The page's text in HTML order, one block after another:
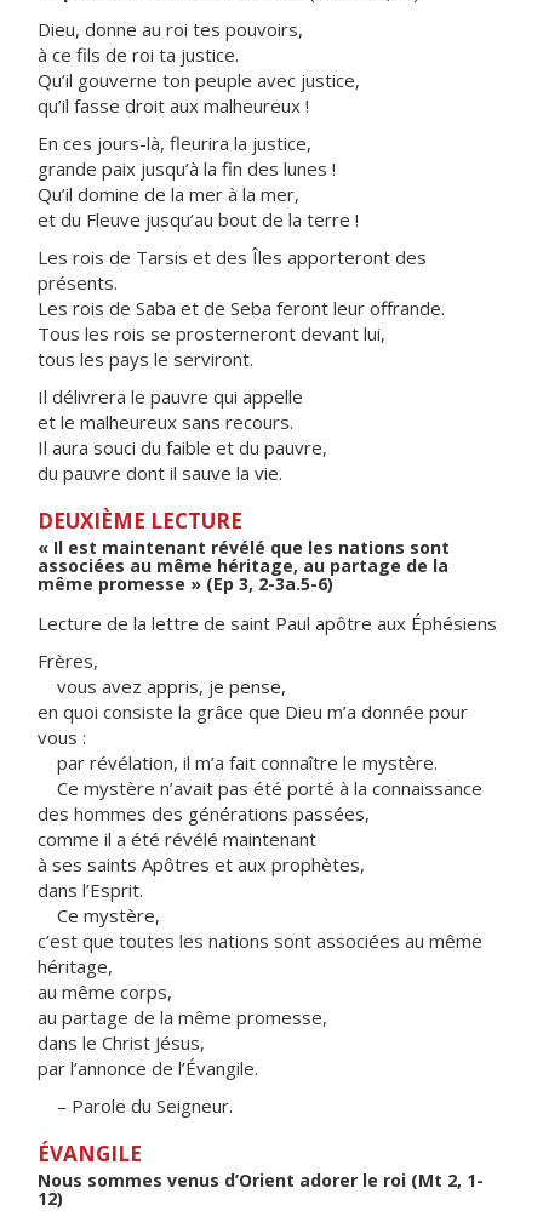
Dieu, donne au roi tes pouvoirs,
à ce fils de roi ta justice.
Qu’il gouverne ton peuple avec justice,
qu’il fasse droit aux malheureux !
En ces jours-là, fleurira la justice,
grande paix jusqu’à la fin des lunes !
Qu’il domine de la mer à la mer,
et du Fleuve jusqu’au bout de la terre !
Les rois de Tarsis et des Îles apporteront des
présents.
Les rois de Saba et de Seba feront leur offrande.
Tous les rois se prosterneront devant lui,
tous les pays le serviront.
Il délivrera le pauvre qui appelle
et le malheureux sans recours.
Il aura souci du faible et du pauvre,
du pauvre dont il sauve la vie.
DEUXIÈME LECTURE
« Il est maintenant révélé que les nations sont
associées au même héritage, au partage de la
même promesse » (Ep 3, 2-3a.5-6)
Lecture de la lettre de saint Paul apôtre aux Éphésiens
Frères,
vous avez appris, je pense,
en quoi consiste la grâce que Dieu m’a donnée pour
vous :
par révélation, il m’a fait connaître le mystère.
Ce mystère n’avait pas été porté à la connaissance
des hommes des générations passées,
comme il a été révélé maintenant
à ses saints Apôtres et aux prophètes,
dans l’Esprit.
Ce mystère,
c’est que toutes les nations sont associées au même
héritage,
au même corps,
au partage de la même promesse,
dans le Christ Jésus,
par l’annonce de l’Évangile.
– Parole du Seigneur.
ÉVANGILE
Nous sommes venus d’Orient adorer le roi (Mt 2, 1-
12)